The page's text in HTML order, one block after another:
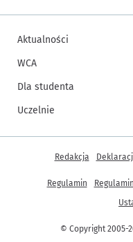
Aktualności
WCA
Dla studenta
Uczelnie
© Copyright 2005-
Inne informacje
Redakcja
Regulamin